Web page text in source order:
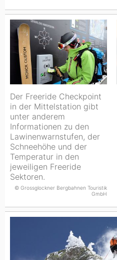
Der Freeride Checkpoint
in der Mittelstation gibt
unter anderem
Informationen zu den
Lawinenwarnstufen, der
Schneehöhe und der
Temperatur in den
jeweiligen Freeride
Sektoren.
© Grossglockner Bergbahnen Touristik
GmbH